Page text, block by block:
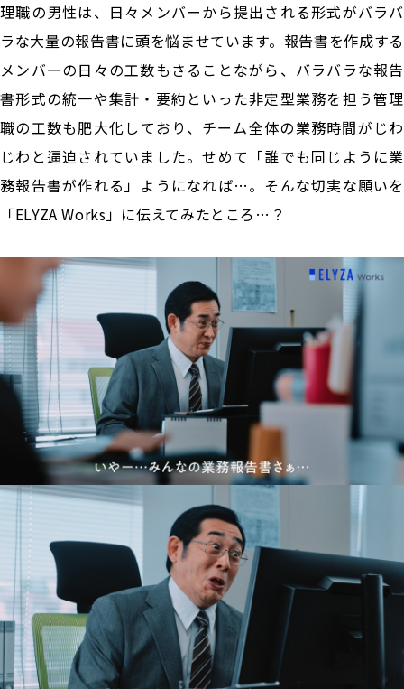
理職の男性は、日々メンバーから提出される形式がバラバ
ラな大量の報告書に頭を悩ませています。報告書を作成する
メンバーの日々の工数もさることながら、バラバラな報告
書形式の統一や集計・要約といった非定型業務を担う管理
職の工数も肥大化しており、チーム全体の業務時間がじわ
じわと逼迫されていました。せめて「誰でも同じように業
務報告書が作れる」ようになれば…。そんな切実な願いを
「ELYZA Works」に伝えてみたところ…？